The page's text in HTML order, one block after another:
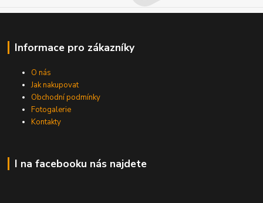
Informace pro zákazníky
O nás
Jak nakupovat
Obchodní podmínky
Fotogalerie
Kontakty
I na facebooku nás najdete